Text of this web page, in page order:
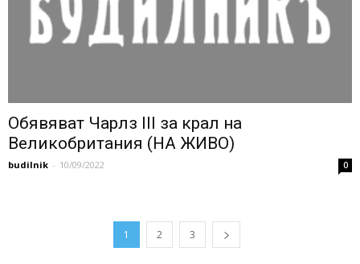
Обявяват Чарлз III за крал на
Великобритания (НА ЖИВО)
budilnik - 10/09/2022 0
1 2 3